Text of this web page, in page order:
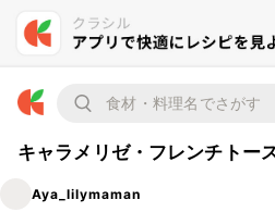
キャラメリゼ・フレンチトー
Aya_lilymaman